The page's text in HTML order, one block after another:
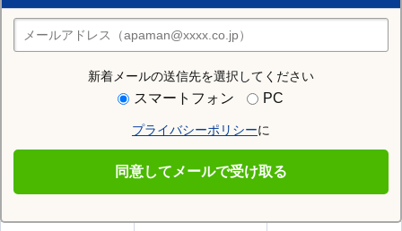
新着メールの送信先を選択してください
スマートフォン PC
プライバシーポリシーに
同意してメールで受け取る
住みたい街の店舗を探す
店舗検索
住む街研究所で千葉市稲毛区の情報を見る
千葉市稲毛区の施設一覧